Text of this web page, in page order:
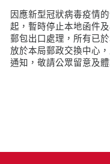
因應新型冠狀病毒疫情
起，暫時停止本地函件
郵包出口處理，所有已
放於本局郵政交換中心
通知，敬請公眾留意及體